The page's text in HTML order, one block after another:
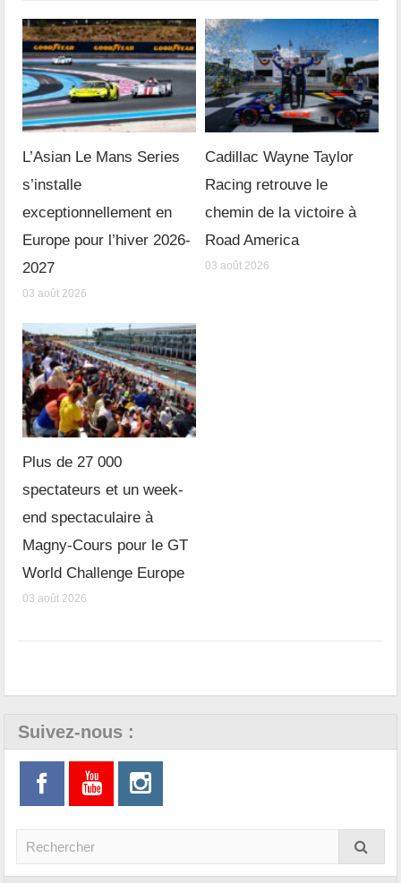
L’Asian Le Mans Series
s’installe
exceptionnellement en
Europe pour l’hiver 2026-
2027
03 août 2026
Cadillac Wayne Taylor
Racing retrouve le
chemin de la victoire à
Road America
03 août 2026
Plus de 27 000
spectateurs et un week-
end spectaculaire à
Magny-Cours pour le GT
World Challenge Europe
03 août 2026
Suivez-nous :